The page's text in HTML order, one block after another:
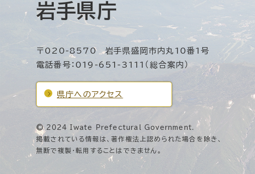
岩手県庁
〒020-8570 岩手県盛岡市内丸10番1号
電話番号：019-651-3111（総合案内）
県庁へのアクセス
© 2024 Iwate Prefectural Government.
掲載されている情報は、著作権法上認められた場合を除き、
無断で複製・転用することはできません。